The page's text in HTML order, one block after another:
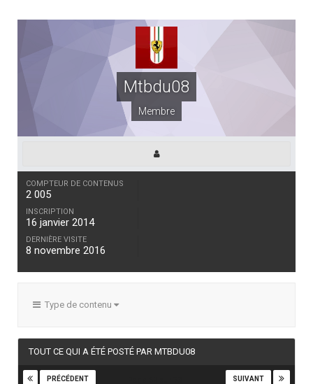
Mtbdu08
Membre
COMPTEUR DE CONTENUS
2 005
INSCRIPTION
16 janvier 2014
DERNIÈRE VISITE
8 novembre 2016
Type de contenu
TOUT CE QUI A ÉTÉ POSTÉ PAR MTBDU08
PRÉCÉDENT SUIVANT